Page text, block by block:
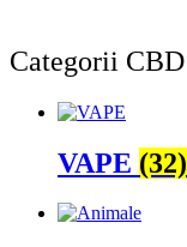
Categorii CBD
VAPE (32)